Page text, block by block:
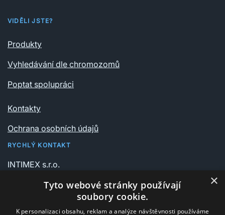
VIDĚLI JSTE?
Produkty
Vyhledávání dle chromozomů
Poptat spolupráci
Kontakty
Ochrana osobních údajů
RYCHLÝ KONTAKT
INTIMEX s.r.o.
735 06 Karviná – Nové Město
+420 596 311 612
×
Tyto webové stránky používají
soubory cookie.
K personalizaci obsahu, reklam a analýze návštěvnosti používáme